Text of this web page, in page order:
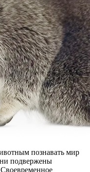
познавать мир
подвержены